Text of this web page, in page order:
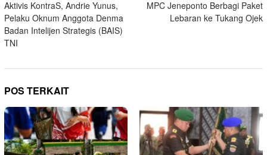
Aktivis KontraS, Andrie Yunus,
Pelaku Oknum Anggota Denma
Badan Intelijen Strategis (BAIS)
TNI
MPC Jeneponto Berbagi Paket
Lebaran ke Tukang Ojek
POS TERKAIT